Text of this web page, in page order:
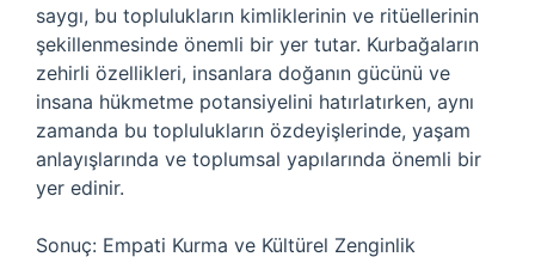
saygı, bu toplulukların kimliklerinin ve ritüellerinin
şekillenmesinde önemli bir yer tutar. Kurbağaların
zehirli özellikleri, insanlara doğanın gücünü ve
insana hükmetme potansiyelini hatırlatırken, aynı
zamanda bu toplulukların özdeyişlerinde, yaşam
anlayışlarında ve toplumsal yapılarında önemli bir
yer edinir.
Sonuç: Empati Kurma ve Kültürel Zenginlik